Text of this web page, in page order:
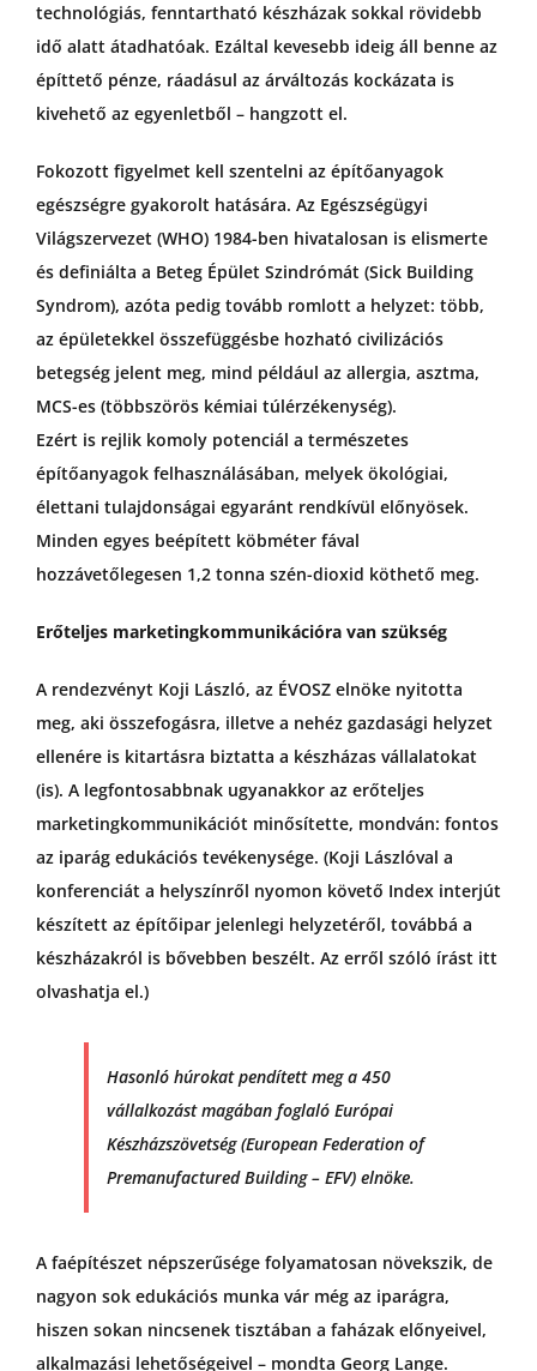
technológiás, fenntartható készházak sokkal rövidebb
idő alatt átadhatóak. Ezáltal kevesebb ideig áll benne az
építtető pénze, ráadásul az árváltozás kockázata is
kivehető az egyenletből – hangzott el.
Fokozott figyelmet kell szentelni az építőanyagok
egészségre gyakorolt hatására. Az Egészségügyi
Világszervezet (WHO) 1984-ben hivatalosan is elismerte
és definiálta a Beteg Épület Szindrómát (Sick Building
Syndrom), azóta pedig tovább romlott a helyzet: több,
az épületekkel összefüggésbe hozható civilizációs
betegség jelent meg, mind például az allergia, asztma,
MCS-es (többszörös kémiai túlérzékenység).
Ezért is rejlik komoly potenciál a természetes
építőanyagok felhasználásában, melyek ökológiai,
élettani tulajdonságai egyaránt rendkívül előnyösek.
Minden egyes beépített köbméter fával
hozzávetőlegesen 1,2 tonna szén-dioxid köthető meg.
Erőteljes marketingkommunikációra van szükség
A rendezvényt Koji László, az ÉVOSZ elnöke nyitotta
meg, aki összefogásra, illetve a nehéz gazdasági helyzet
ellenére is kitartásra biztatta a készházas vállalatokat
(is). A legfontosabbnak ugyanakkor az erőteljes
marketingkommunikációt minősítette, mondván: fontos
az iparág edukációs tevékenysége. (Koji Lászlóval a
konferenciát a helyszínről nyomon követő Index interjút
készített az építőipar jelenlegi helyzetéről, továbbá a
készházakról is bővebben beszélt. Az erről szóló írást itt
olvashatja el.)
Hasonló húrokat pendített meg a 450
vállalkozást magában foglaló Európai
Készházszövetség (European Federation of
Premanufactured Building – EFV) elnöke.
A faépítészet népszerűsége folyamatosan növekszik, de
nagyon sok edukációs munka vár még az iparágra,
hiszen sokan nincsenek tisztában a faházak előnyeivel,
alkalmazási lehetőségeivel – mondta Georg Lange.